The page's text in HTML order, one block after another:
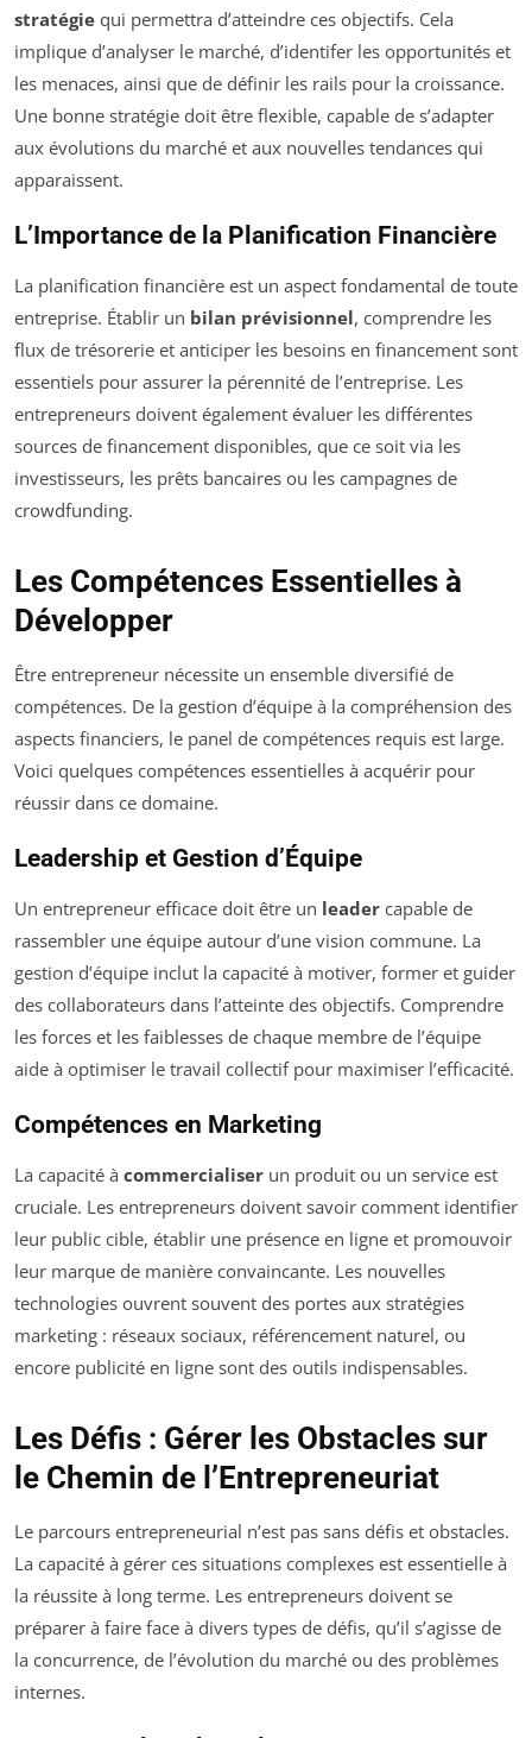
stratégie qui permettra d’atteindre ces objectifs. Cela
implique d’analyser le marché, d’identifer les opportunités et
les menaces, ainsi que de définir les rails pour la croissance.
Une bonne stratégie doit être flexible, capable de s’adapter
aux évolutions du marché et aux nouvelles tendances qui
apparaissent.
L’Importance de la Planification Financière
La planification financière est un aspect fondamental de toute
entreprise. Établir un bilan prévisionnel, comprendre les
flux de trésorerie et anticiper les besoins en financement sont
essentiels pour assurer la pérennité de l’entreprise. Les
entrepreneurs doivent également évaluer les différentes
sources de financement disponibles, que ce soit via les
investisseurs, les prêts bancaires ou les campagnes de
crowdfunding.
Les Compétences Essentielles à
Développer
Être entrepreneur nécessite un ensemble diversifié de
compétences. De la gestion d’équipe à la compréhension des
aspects financiers, le panel de compétences requis est large.
Voici quelques compétences essentielles à acquérir pour
réussir dans ce domaine.
Leadership et Gestion d’Équipe
Un entrepreneur efficace doit être un leader capable de
rassembler une équipe autour d’une vision commune. La
gestion d’équipe inclut la capacité à motiver, former et guider
des collaborateurs dans l’atteinte des objectifs. Comprendre
les forces et les faiblesses de chaque membre de l’équipe
aide à optimiser le travail collectif pour maximiser l’efficacité.
Compétences en Marketing
La capacité à commercialiser un produit ou un service est
cruciale. Les entrepreneurs doivent savoir comment identifier
leur public cible, établir une présence en ligne et promouvoir
leur marque de manière convaincante. Les nouvelles
technologies ouvrent souvent des portes aux stratégies
marketing : réseaux sociaux, référencement naturel, ou
encore publicité en ligne sont des outils indispensables.
Les Défis : Gérer les Obstacles sur
le Chemin de l’Entrepreneuriat
Le parcours entrepreneurial n’est pas sans défis et obstacles.
La capacité à gérer ces situations complexes est essentielle à
la réussite à long terme. Les entrepreneurs doivent se
préparer à faire face à divers types de défis, qu’il s’agisse de
la concurrence, de l’évolution du marché ou des problèmes
internes.